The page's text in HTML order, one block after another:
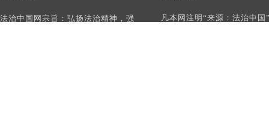
凡本网注明“来源：法治中国
法治中国网宗旨：弘扬法治精神，强